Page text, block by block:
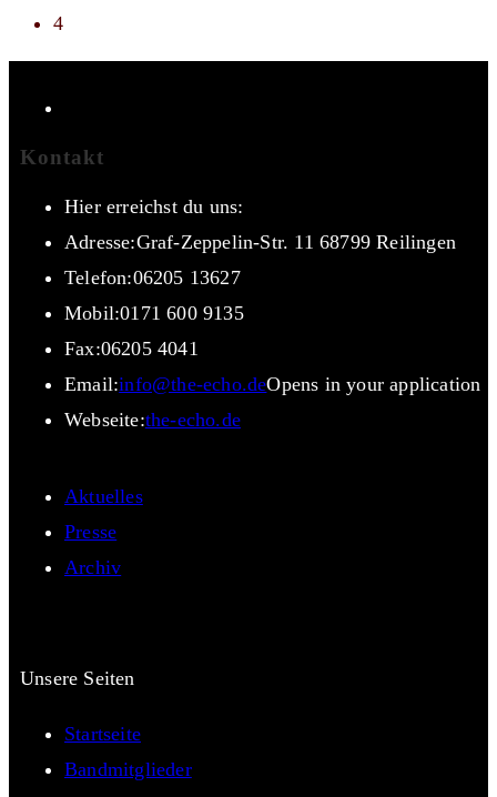
4
Kontakt
Hier erreichst du uns:
Adresse:Graf-Zeppelin-Str. 11 68799 Reilingen
Telefon:06205 13627
Mobil:0171 600 9135
Fax:06205 4041
Email:info@the-echo.deOpens in your application
Webseite:the-echo.de
Aktuelles
Presse
Archiv
Unsere Seiten
Startseite
Bandmitglieder